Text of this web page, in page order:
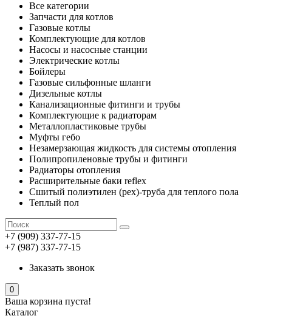
Все категории
Запчасти для котлов
Газовые котлы
Комплектующие для котлов
Насосы и насосные станции
Электрические котлы
Бойлеры
Газовые сильфонные шланги
Дизельные котлы
Канализационные фитинги и трубы
Комплектующие к радиаторам
Металлопластиковые трубы
Муфты гебо
Незамерзающая жидкость для системы отопления
Полипропиленовые трубы и фитинги
Радиаторы отопления
Расширительные баки reflex
Сшитый полиэтилен (pex)-труба для теплого пола
Теплый пол
+7 (909) 337-77-15
+7 (987) 337-77-15
Заказать звонок
0
Ваша корзина пуста!
Каталог